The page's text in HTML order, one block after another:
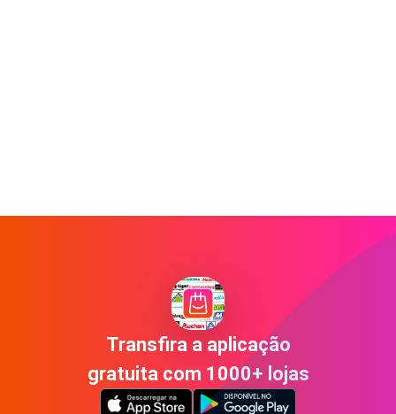
Transfira a aplicação
gratuita com 1000+ lojas